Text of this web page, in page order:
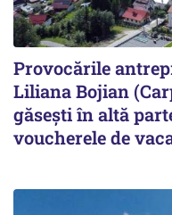
Provocările
Liliana Bojian
găsești în altă
voucherele de